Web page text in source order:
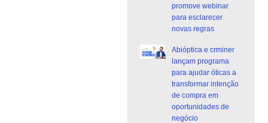
promove webinar
para esclarecer
novas regras
Abióptica e crminer
lançam programa
para ajudar óticas a
transformar intenção
de compra em
oportunidades de
negócio